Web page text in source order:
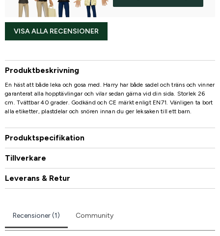
VISA ALLA RECENSIONER
Produktbeskrivning
En häst att både leka och gosa med. Harry har både sadel och träns och vinner
garanterat alla hopptävlingar och vilar sedan gärna vid din sida. Storlek 26
cm. Tvättbar 40 grader. Godkänd och CE märkt enligt EN71. Vänligen ta bort
alla etiketter, plastdelar och snören innan du ger leksaken till ett barn.
Produktspecifikation
Tillverkare
Leverans & Retur
Recensioner (1) Community